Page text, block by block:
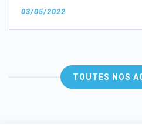
03/05/2022
TOUTES NOS